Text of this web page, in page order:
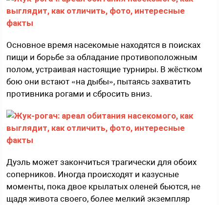
Основное время насекомые находятся в поисках
пищи и борьбе за обладание противоположным
полом, устраивая настоящие турниры. В жёстком
бою они встают «на дыбы», пытаясь захватить
противника рогами и сбросить вниз.
Дуэль может закончиться трагически для обоих
соперников. Иногда происходят и казусные
моменты, пока двое крылатых оленей бьются, не
щадя живота своего, более мелкий экземпляр